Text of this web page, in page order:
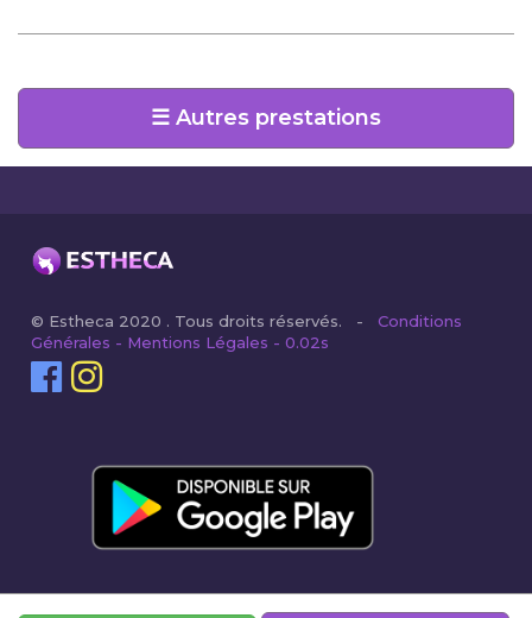
☰ Autres prestations
© Estheca 2020 . Tous droits réservés. -Conditions
Générales - Mentions Légales - 0.02s